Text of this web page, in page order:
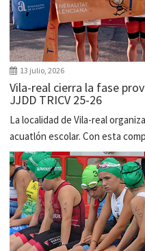
13 julio, 2026
Vila-real cierra la fase
JJDD TRICV 25-26
La localidad de Vila-real
acuatlón escolar. Con esta